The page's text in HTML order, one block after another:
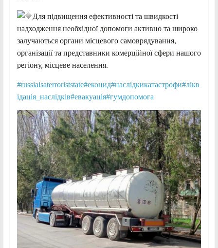
Для підвищення ефективності та швидкості
надходження необхідної допомоги активно та широко
залучаються органи місцевого самоврядування,
організації та представники комерційної сфери нашого
регіону, місцеве населення.
#russiaisaterroriststate#екоцид#наслідкикатастрофи#лікв
ідація_наслідків#евакуація#гумдопомога